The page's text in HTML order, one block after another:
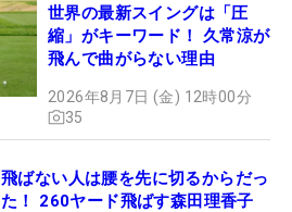
世界の最新スイングは「圧
縮」がキーワード！ 久常涼が
飛んで曲がらない理由
2026年8月7日 (金) 12時00分
35
飛ばない人は腰を先に切るからだっ
た！ 260ヤード飛ばす森田理香子